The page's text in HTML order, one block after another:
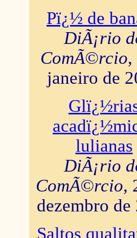
Pï¿½ de
DiÃ¡rio
ComÃ©rcio,
janeiro de
lulianas
DiÃ¡rio
ComÃ©rcio,
dezembro de
Saltos